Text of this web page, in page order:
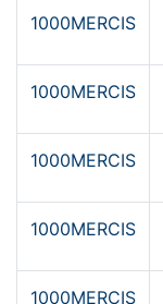
1000MERCIS
1000MERCIS
1000MERCIS
1000MERCIS
1000MERCIS